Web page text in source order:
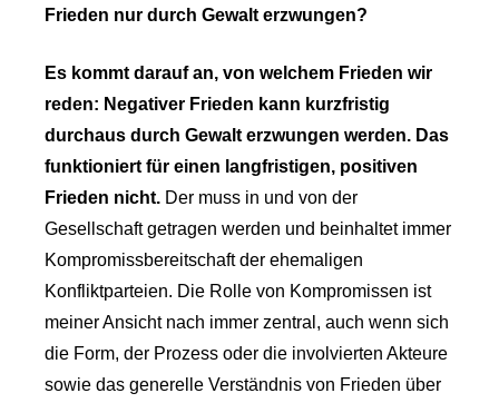
Frieden nur durch Gewalt erzwungen?
Es kommt darauf an, von welchem Frieden wir
reden: Negativer Frieden kann kurzfristig
durchaus durch Gewalt erzwungen werden. Das
funktioniert für einen langfristigen, positiven
Frieden nicht. Der muss in und von der
Gesellschaft getragen werden und beinhaltet immer
Kompromissbereitschaft der ehemaligen
Konfliktparteien. Die Rolle von Kompromissen ist
meiner Ansicht nach immer zentral, auch wenn sich
die Form, der Prozess oder die involvierten Akteure
sowie das generelle Verständnis von Frieden über